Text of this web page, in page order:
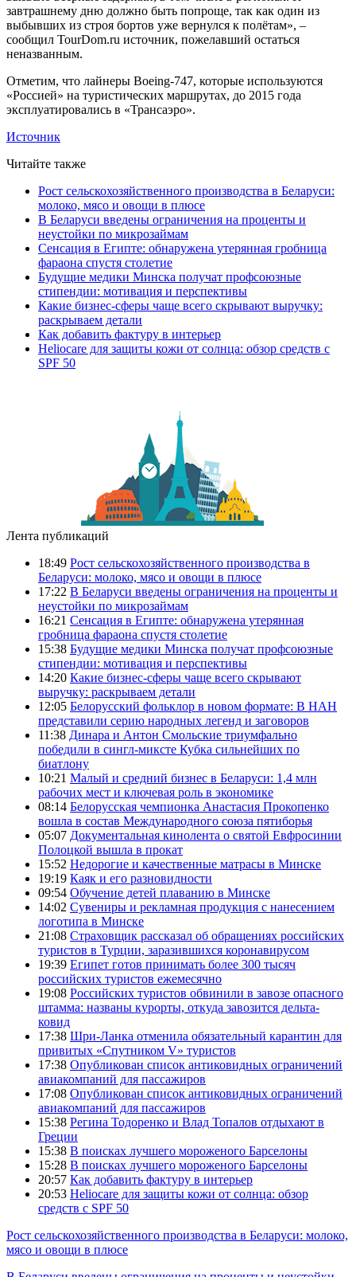
завтрашнему дню должно быть попроще, так как один из
выбывших из строя бортов уже вернулся к полётам», –
сообщил TourDom.ru источник, пожелавший остаться
неназванным.
Отметим, что лайнеры Boeing-747, которые используются
«Россией» на туристических маршрутах, до 2015 года
эксплуатировались в «Трансаэро».
Источник
Читайте также
Рост сельскохозяйственного производства в Беларуси:
молоко, мясо и овощи в плюсе
В Беларуси введены ограничения на проценты и
неустойки по микрозаймам
Сенсация в Египте: обнаружена утерянная гробница
фараона спустя столетие
Будущие медики Минска получат профсоюзные
стипендии: мотивация и перспективы
Какие бизнес-сферы чаще всего скрывают выручку:
раскрываем детали
Как добавить фактуру в интерьер
Heliocare для защиты кожи от солнца: обзор средств с
SPF 50
Лента публикаций
18:49 Рост сельскохозяйственного производства в
Беларуси: молоко, мясо и овощи в плюсе
17:22 В Беларуси введены ограничения на проценты и
неустойки по микрозаймам
16:21 Сенсация в Египте: обнаружена утерянная
гробница фараона спустя столетие
15:38 Будущие медики Минска получат профсоюзные
стипендии: мотивация и перспективы
14:20 Какие бизнес-сферы чаще всего скрывают
выручку: раскрываем детали
12:05 Белорусский фольклор в новом формате: В НАН
представили серию народных легенд и заговоров
11:38 Динара и Антон Смольские триумфально
победили в сингл-миксте Кубка сильнейших по
биатлону
10:21 Малый и средний бизнес в Беларуси: 1,4 млн
рабочих мест и ключевая роль в экономике
08:14 Белорусская чемпионка Анастасия Прокопенко
вошла в состав Международного союза пятиборья
05:07 Документальная кинолента о святой Евфросинии
Полоцкой вышла в прокат
15:52 Недорогие и качественные матрасы в Минске
19:19 Каяк и его разновидности
09:54 Обучение детей плаванию в Минске
14:02 Сувениры и рекламная продукция с нанесением
логотипа в Минске
21:08 Страховщик рассказал об обращениях российских
туристов в Турции, заразившихся коронавирусом
19:39 Египет готов принимать более 300 тысяч
российских туристов ежемесячно
19:08 Российских туристов обвинили в завозе опасного
штамма: названы курорты, откуда завозится дельта-
ковид
17:38 Шри-Ланка отменила обязательный карантин для
привитых «Спутником V» туристов
17:38 Опубликован список антиковидных ограничений
авиакомпаний для пассажиров
17:08 Опубликован список антиковидных ограничений
авиакомпаний для пассажиров
15:38 Регина Тодоренко и Влад Топалов отдыхают в
Греции
15:38 В поисках лучшего мороженого Барселоны
15:28 В поисках лучшего мороженого Барселоны
20:57 Как добавить фактуру в интерьер
20:53 Heliocare для защиты кожи от солнца: обзор
средств с SPF 50
Рост сельскохозяйственного производства в Беларуси: молоко,
мясо и овощи в плюсе